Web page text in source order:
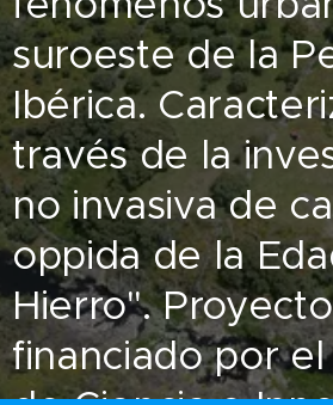
suroeste de la
Ibérica.
través de la
no invasiva de
oppida de la
Hierro". Proyecto
financiado por